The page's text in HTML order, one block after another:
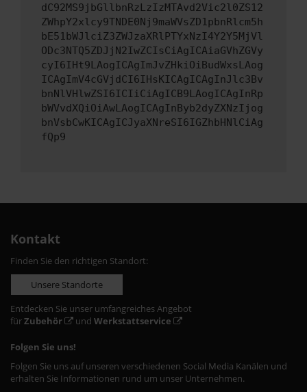
dC92MS9jbGllbnRzLzIzMTAvd2Vic2l0ZS12
ZWhpY2xlcy9TNDE0Nj9maWVsZD1pbnRlcm5h
bE51bWJlciZ3ZWJzaXRlPTYxNzI4Y2Y5MjVl
ODc3NTQ5ZDJjN2IwZCIsCiAgICAiaGVhZGVy
cyI6IHt9LAogICAgImJvZHkiOiBudWxsLAog
ICAgImV4cGVjdCI6IHsKICAgICAgInJlc3Bv
bnNlVHlwZSI6ICIiCiAgICB9LAogICAgInRp
bWVvdXQiOiAwLAogICAgInByb2dyZXNzIjog
bnVsbCwKICAgICJyaXNreSI6IGZhbHNlCiAg
fQp9
Kontakt
Finden Sie den richtigen Standort:
Unsere Standorte
Entdecken Sie unser umfangreiches Angebot
fürZubehör und Werkstattservice
Folgen Sie uns!
Folgen Sie uns auf unseren verschiedenen Social Media Kanälen und
erhalten Sie Informationen rund um unser Unternehmen.